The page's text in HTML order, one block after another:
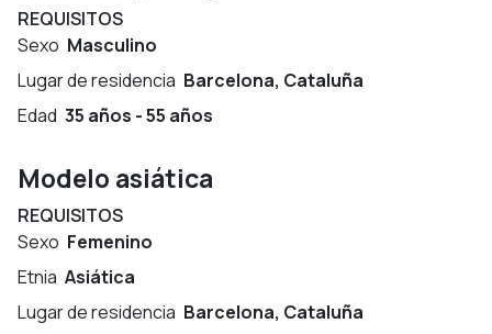
REQUISITOS
Sexo Masculino
Lugar de residencia Barcelona, Cataluña
Edad 35 años - 55 años
Modelo asiática
REQUISITOS
Sexo Femenino
Etnia Asiática
Lugar de residencia Barcelona, Cataluña